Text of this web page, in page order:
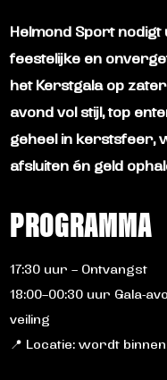
Helmond Sport
feestelijke en
het Kerstgala op
avond vol stijl, top
geheel in kerstsfeer,
afsluiten én geld
PROGRAMMA
17:30 uur – Ontvangst
18:00–00:30 uur Gala-
veiling
📍 Locatie: wordt